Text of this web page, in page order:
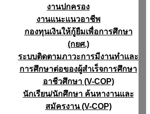
งานปกครอง
งานแนะแนวอาชีพ
กองทุนเงินให้กู้ยืมเพื่อการศึกษา
(กยศ.)
ระบบติดตามภาวะการมีงานทำและ
การศึกษาต่อของผู้สำเร็จการศึกษา
อาชีวศึกษา (V-COP)
นักเรียน/นักศึกษา ค้นหางานและ
สมัครงาน (V-COP)